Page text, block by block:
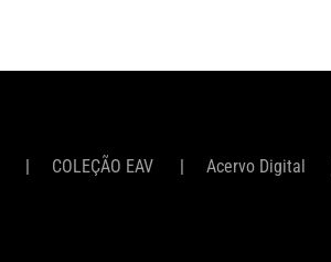
COLEÇÃO EAV Acervo Digital